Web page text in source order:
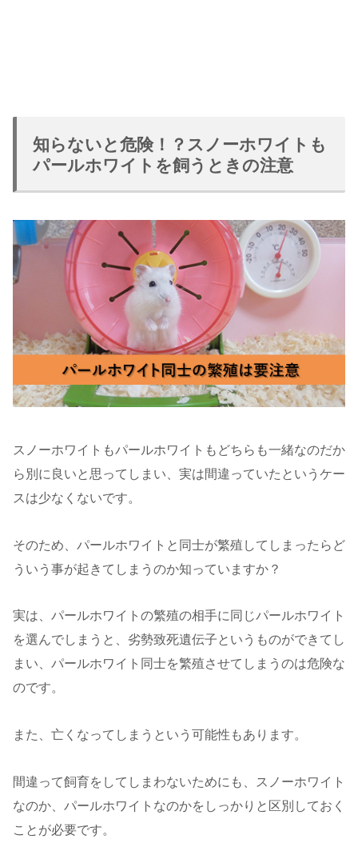
知らないと危険！？スノーホワイトも
パールホワイトを飼うときの注意
スノーホワイトもパールホワイトもどちらも一緒なのだか
ら別に良いと思ってしまい、実は間違っていたというケー
スは少なくないです。
そのため、パールホワイトと同士が繁殖してしまったらど
ういう事が起きてしまうのか知っていますか？
実は、パールホワイトの繁殖の相手に同じパールホワイト
を選んでしまうと、劣勢致死遺伝子というものができてし
まい、パールホワイト同士を繁殖させてしまうのは危険な
のです。
また、亡くなってしまうという可能性もあります。
間違って飼育をしてしまわないためにも、スノーホワイト
なのか、パールホワイトなのかをしっかりと区別しておく
ことが必要です。